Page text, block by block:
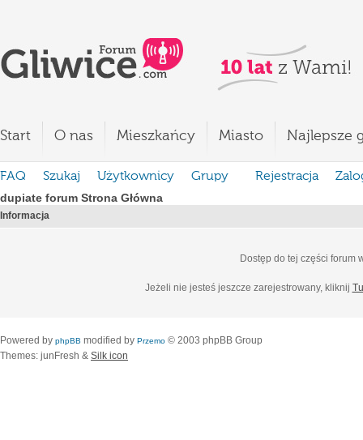
Start O nas Mieszkańcy Miasto Najlepsze
FAQ Szukaj Użytkownicy Grupy Rejestracja
dupiate forum Strona Główna
Informacja
Dostęp do tej części forum
Jeżeli nie jesteś jeszcze zarejestrowany, kliknij
Powered by phpBB modified by Przemo © 2003 phpBB Group
Themes: junFresh & Silk icon